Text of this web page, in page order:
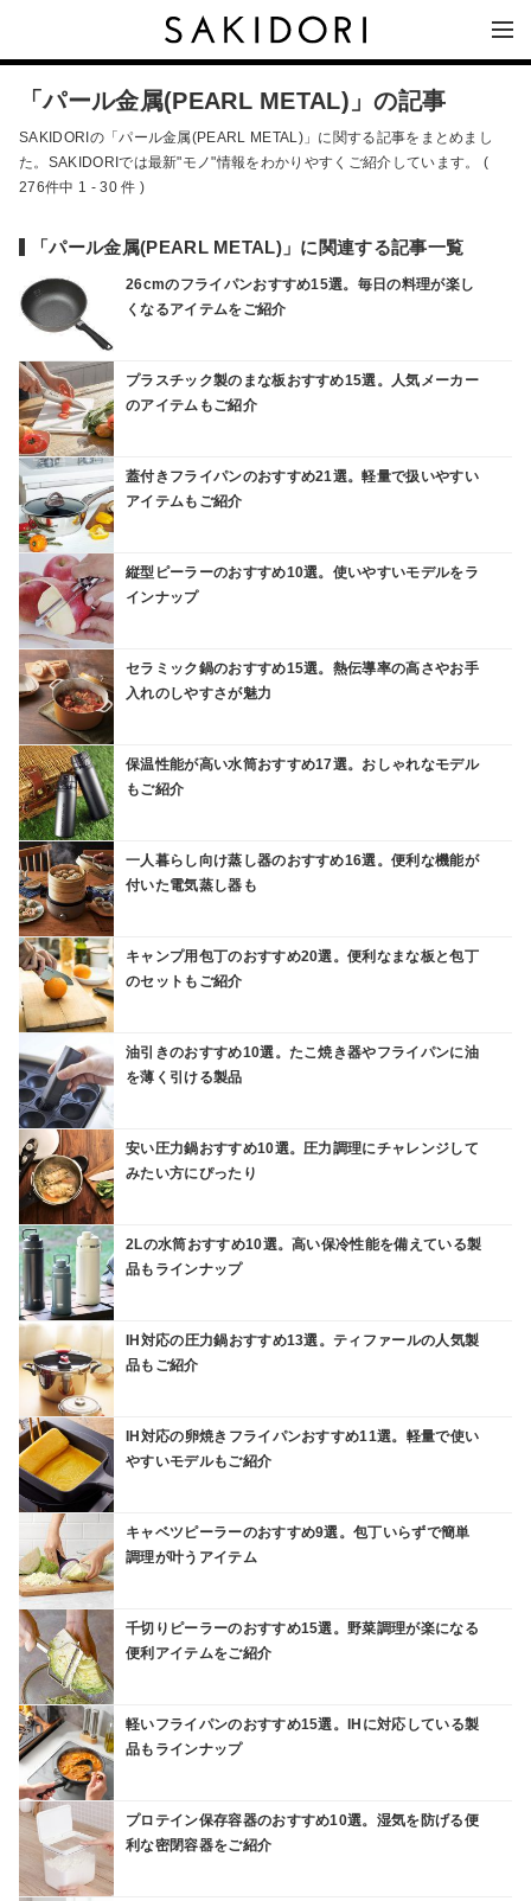
「パール金属(PEARL METAL)」の記事
SAKIDORIの「パール金属(PEARL METAL)」に関する記事をまとめまし
た。SAKIDORIでは最新"モノ"情報をわかりやすくご紹介しています。 (
276件中 1 - 30 件 )
「パール金属(PEARL METAL)」に関連する記事一覧
26cmのフライパンおすすめ15選。毎日の料理が楽し
くなるアイテムをご紹介
プラスチック製のまな板おすすめ15選。人気メーカー
のアイテムもご紹介
蓋付きフライパンのおすすめ21選。軽量で扱いやすい
アイテムもご紹介
縦型ピーラーのおすすめ10選。使いやすいモデルをラ
インナップ
セラミック鍋のおすすめ15選。熱伝導率の高さやお手
入れのしやすさが魅力
保温性能が高い水筒おすすめ17選。おしゃれなモデル
もご紹介
一人暮らし向け蒸し器のおすすめ16選。便利な機能が
付いた電気蒸し器も
キャンプ用包丁のおすすめ20選。便利なまな板と包丁
のセットもご紹介
油引きのおすすめ10選。たこ焼き器やフライパンに油
を薄く引ける製品
安い圧力鍋おすすめ10選。圧力調理にチャレンジして
みたい方にぴったり
2Lの水筒おすすめ10選。高い保冷性能を備えている製
品もラインナップ
IH対応の圧力鍋おすすめ13選。ティファールの人気製
品もご紹介
IH対応の卵焼きフライパンおすすめ11選。軽量で使い
やすいモデルもご紹介
キャベツピーラーのおすすめ9選。包丁いらずで簡単
調理が叶うアイテム
千切りピーラーのおすすめ15選。野菜調理が楽になる
便利アイテムをご紹介
軽いフライパンのおすすめ15選。IHに対応している製
品もラインナップ
プロテイン保存容器のおすすめ10選。湿気を防げる便
利な密閉容器をご紹介